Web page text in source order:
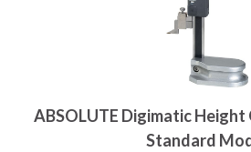
ABSOLUTE Digimatic Height
Standard